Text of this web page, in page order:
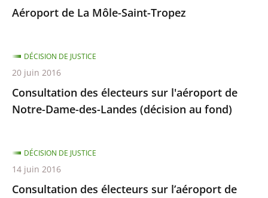
Aéroport de La Môle-Saint-Tropez
Consultation des électeurs sur l'aéroport de
Notre-Dame-des-Landes (décision au fond)
DÉCISION DE JUSTICE
20 juin 2016
Consultation des électeurs sur l’aéroport de
DÉCISION DE JUSTICE
14 juin 2016